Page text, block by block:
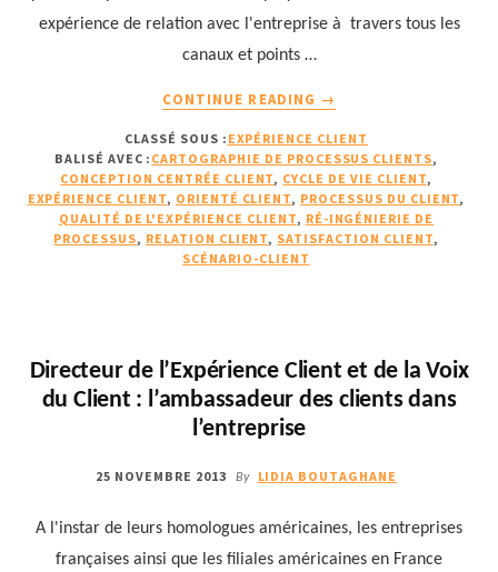
expérience de relation avec l'entreprise à travers tous les
canaux et points …
CONTINUE READING
EXEMPLES
D’UTILISATION
DE
CARTOGRAPHIES
DE
LA
SATISFACTION
CLIENT
→
CLASSÉ SOUS : EXPÉRIENCE CLIENT
BALISÉ AVEC : CARTOGRAPHIE DE PROCESSUS CLIENTS,
CONCEPTION CENTRÉE CLIENT, CYCLE DE VIE CLIENT,
EXPÉRIENCE CLIENT, ORIENTÉ CLIENT, PROCESSUS DU CLIENT,
QUALITÉ DE L'EXPÉRIENCE CLIENT, RÉ-INGÉNIERIE DE
PROCESSUS, RELATION CLIENT, SATISFACTION CLIENT,
SCÉNARIO-CLIENT
Directeur de l’Expérience Client et de la Voix
du Client : l’ambassadeur des clients dans
l’entreprise
25 NOVEMBRE 2013 By LIDIA BOUTAGHANE
A l'instar de leurs homologues américaines, les entreprises
françaises ainsi que les filiales américaines en France